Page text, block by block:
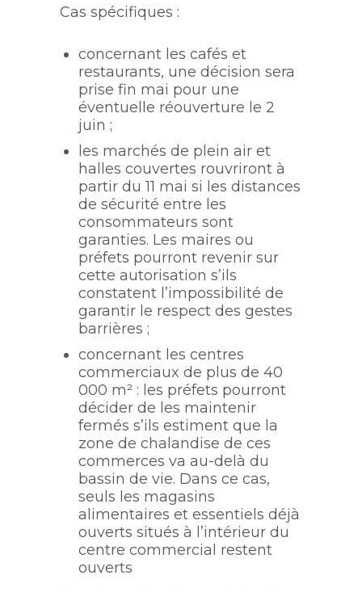
Cas spécifiques :
concernant les cafés et
restaurants, une décision sera
prise fin mai pour une
éventuelle réouverture le 2
juin ;
les marchés de plein air et
halles couvertes rouvriront à
partir du 11 mai si les distances
de sécurité entre les
consommateurs sont
garanties. Les maires ou
préfets pourront revenir sur
cette autorisation s’ils
constatent l’impossibilité de
garantir le respect des gestes
barrières ;
concernant les centres
commerciaux de plus de 40
000 m² : les préfets pourront
décider de les maintenir
fermés s’ils estiment que la
zone de chalandise de ces
commerces va au-delà du
bassin de vie. Dans ce cas,
seuls les magasins
alimentaires et essentiels déjà
ouverts situés à l’intérieur du
centre commercial restent
ouverts